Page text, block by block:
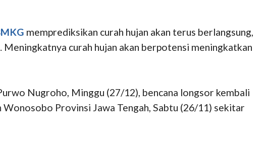
memprediksikan curah hujan akan terus berlangsung,
curah hujan akan berpotensi meningkatkan
Nugroho, Minggu (27/12), bencana longsor kembali
Provinsi Jawa Tengah, Sabtu (26/11) sekitar